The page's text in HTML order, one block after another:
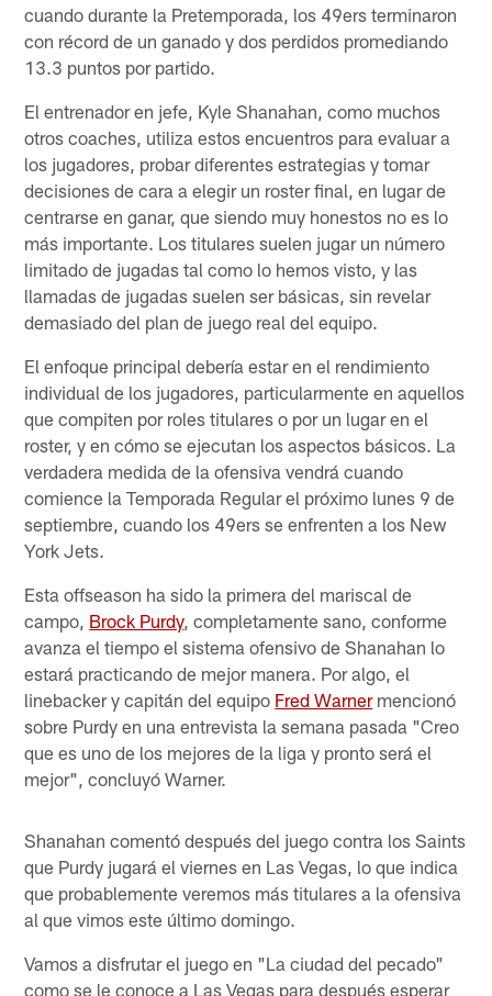
cuando durante la Pretemporada, los 49ers terminaron
con récord de un ganado y dos perdidos promediando
13.3 puntos por partido.
El entrenador en jefe, Kyle Shanahan, como muchos
otros coaches, utiliza estos encuentros para evaluar a
los jugadores, probar diferentes estrategias y tomar
decisiones de cara a elegir un roster final, en lugar de
centrarse en ganar, que siendo muy honestos no es lo
más importante. Los titulares suelen jugar un número
limitado de jugadas tal como lo hemos visto, y las
llamadas de jugadas suelen ser básicas, sin revelar
demasiado del plan de juego real del equipo.
El enfoque principal debería estar en el rendimiento
individual de los jugadores, particularmente en aquellos
que compiten por roles titulares o por un lugar en el
roster, y en cómo se ejecutan los aspectos básicos. La
verdadera medida de la ofensiva vendrá cuando
comience la Temporada Regular el próximo lunes 9 de
septiembre, cuando los 49ers se enfrenten a los New
York Jets.
Esta offseason ha sido la primera del mariscal de
campo, Brock Purdy, completamente sano, conforme
avanza el tiempo el sistema ofensivo de Shanahan lo
estará practicando de mejor manera. Por algo, el
linebacker y capitán del equipo Fred Warnermencionó
sobre Purdy en una entrevista la semana pasada "Creo
que es uno de los mejores de la liga y pronto será el
mejor", concluyó Warner.
Shanahan comentó después del juego contra los Saints
que Purdy jugará el viernes en Las Vegas, lo que indica
que probablemente veremos más titulares a la ofensiva
al que vimos este último domingo.
Vamos a disfrutar el juego en "La ciudad del pecado"
como se le conoce a Las Vegas para después esperar